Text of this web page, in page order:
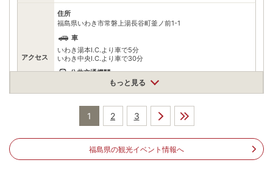
アクセス
住所
福島県いわき市常磐上湯長谷町釜ノ前1-1
車
いわき湯本I.C.より車で5分
いわき中央I.C.より車で30分
公共交通機関
JR常磐線湯本駅より新常磐交通ハワイアンズ行､根岸行バスに乗
車
もっと見る
1 2 3
福島県の観光イベント情報へ